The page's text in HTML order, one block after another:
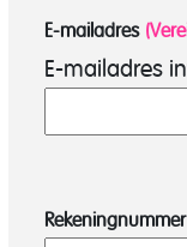
E-mailadres
E-mailadres
Rekeningnummer